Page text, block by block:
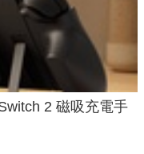
2 磁吸充電手